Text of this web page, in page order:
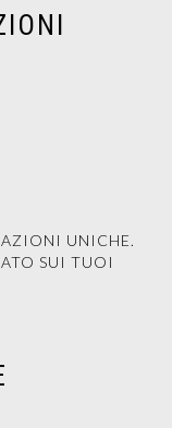
UNICHE.
SUI TUOI